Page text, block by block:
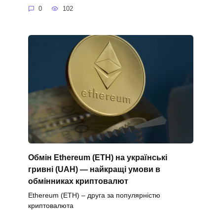
0 102
Обмін Ethereum (ETH) на українські
гривні (UAH) — найкращі умови в
обмінниках криптовалют
Ethereum (ETH) – друга за популярністю
криптовалюта